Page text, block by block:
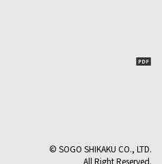
© SOGO SHIKAKU CO., LTD.
All Right Reserved.